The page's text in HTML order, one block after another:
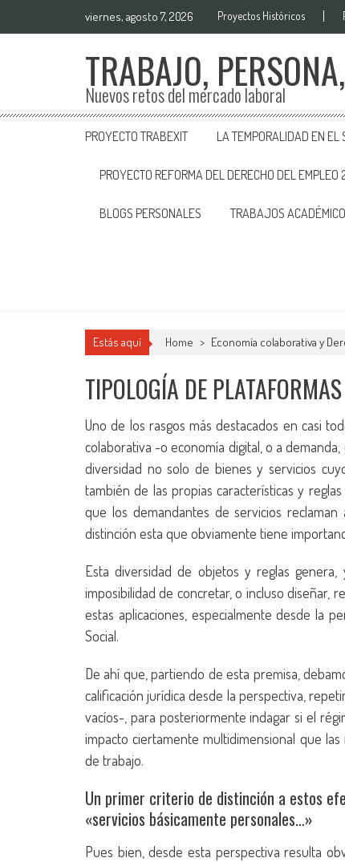
viernes, agosto 7, 2026 Proyectos Históricos
TRABAJO,
Nuevos retos del mercado laboral
PROYECTO TRABEXIT LA TEMPORALIDAD EN EL
PROYECTO REFORMA DEL DERECHO DEL
BLOGS PERSONALES TRABAJOS
Estás aquí Home > Economía colaborativa y
TIPOLOGÍA DE
Uno de los rasgos más destacados en casi
colaborativa -o economía digital, o a
diversidad no solo de bienes y servicios
también de las propias características y
que los demandantes de servicios
distinción esta que obviamente tiene
Esta diversidad de objetos y reglas
imposibilidad de concretar, o incluso diseñar,
estas aplicaciones, especialmente desde la
Social.
De ahí que, partiendo de esta premisa,
calificación jurídica desde la perspectiva,
vacíos-, para posteriormente indagar si el
impacto ciertamente multidimensional que
de trabajo.
Un primer criterio de distinción a estos
«servicios básicamente personales…»
Pues bien, desde esta perspectiva resulta